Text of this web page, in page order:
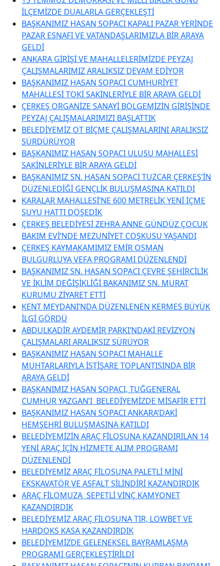
İLÇEMİZDE DUALARLA GERÇEKLEŞTİ
BAŞKANIMIZ HASAN SOPACI KAPALI PAZAR YERİNDE
PAZAR ESNAFI VE VATANDAŞLARIMIZLA BİR ARAYA
GELDİ
ANKARA GİRİŞİ VE MAHALLELERİMİZDE PEYZAJ
ÇALIŞMALARIMIZ ARALIKSIZ DEVAM EDİYOR
BAŞKANIMIZ HASAN SOPACI CUMHURİYET
MAHALLESİ TOKİ SAKİNLERİYLE BİR ARAYA GELDİ
ÇERKEŞ ORGANİZE SANAYİ BÖLGEMİZİN GİRİŞİNDE
PEYZAJ ÇALIŞMALARIMIZI BAŞLATTIK
BELEDİYEMİZ OT BİÇME ÇALIŞMALARINI ARALIKSIZ
SÜRDÜRÜYOR
BAŞKANIMIZ HASAN SOPACI ULUSU MAHALLESİ
SAKİNLERİYLE BİR ARAYA GELDİ
BAŞKANIMIZ SN. HASAN SOPACI TUZCAR ÇERKEŞ’İN
DÜZENLEDİĞİ GENÇLİK BULUŞMASINA KATILDI
KARALAR MAHALLESİ’NE 600 METRELİK YENİ İÇME
SUYU HATTI DÖŞEDİK
ÇERKEŞ BELEDİYESİ ZEHRA ANNE GÜNDÜZ ÇOCUK
BAKIM EVİ’NDE MEZUNİYET COŞKUSU YAŞANDI
ÇERKEŞ KAYMAKAMIMIZ EMİR OSMAN
BULGURLUYA VEFA PROGRAMI DÜZENLENDİ
BAŞKANIMIZ SN. HASAN SOPACI ÇEVRE ŞEHİRCİLİK
VE İKLİM DEĞİŞİKLİĞİ BAKANIMIZ SN. MURAT
KURUMU ZİYARET ETTİ
KENT MEYDANI’NDA DÜZENLENEN KERMES BÜYÜK
İLGİ GÖRDÜ
ABDULKADİR AYDEMİR PARKI’NDAKİ REVİZYON
ÇALIŞMALARI ARALIKSIZ SÜRÜYOR
BAŞKANIMIZ HASAN SOPACI MAHALLE
MUHTARLARIYLA İSTİŞARE TOPLANTISINDA BİR
ARAYA GELDİ
BAŞKANIMIZ HASAN SOPACI, TUĞGENERAL
CUMHUR YAZGAN’I BELEDİYEMİZDE MİSAFİR ETTİ
BAŞKANIMIZ HASAN SOPACI ANKARA’DAKİ
HEMŞEHRİ BULUŞMASINA KATILDI
BELEDİYEMİZİN ARAÇ FİLOSUNA KAZANDIRILAN 14
YENİ ARAÇ İÇİN HİZMETE ALIM PROGRAMI
DÜZENLENDİ
BELEDİYEMİZ ARAÇ FİLOSUNA PALETLİ MİNİ
EKSKAVATÖR VE ASFALT SİLİNDİRİ KAZANDIRDIK
ARAÇ FİLOMUZA SEPETLİ VİNÇ KAMYONET
KAZANDIRDIK
BELEDİYEMİZ ARAÇ FİLOSUNA TIR, LOWBET VE
HARDOKS KASA KAZANDIRDIK
BELEDİYEMİZDE GELENEKSEL BAYRAMLAŞMA
PROGRAMI GERÇEKLEŞTİRİLDİ